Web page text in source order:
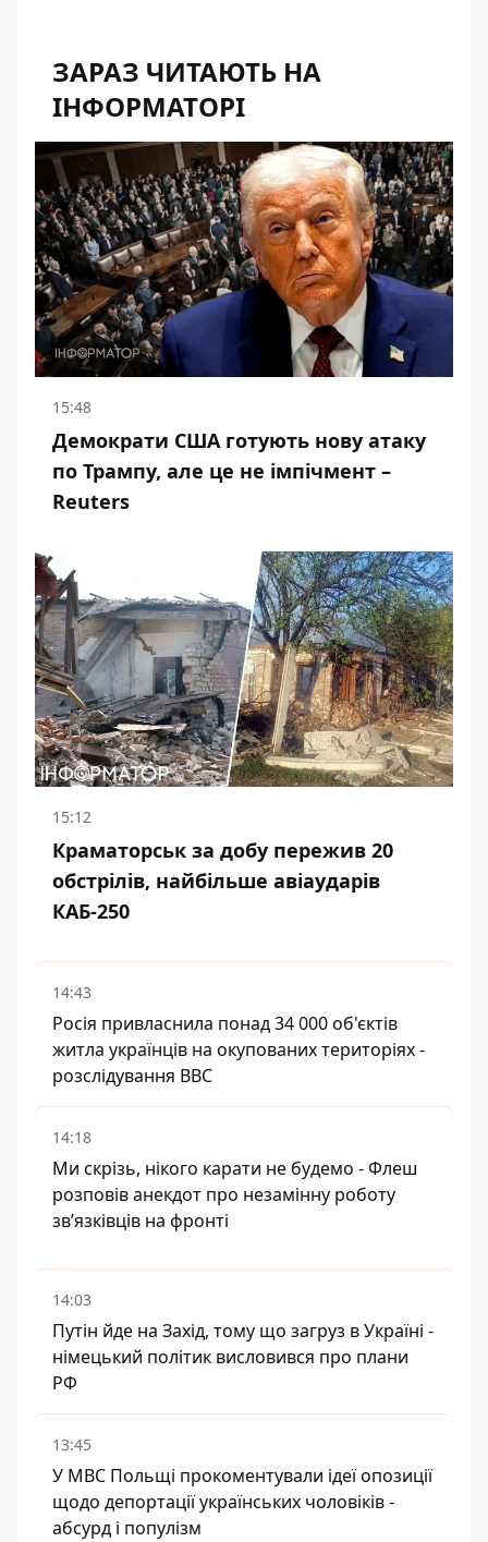
ЗАРАЗ ЧИТАЮТЬ НА
ІНФОРМАТОРІ
15:48
Демократи США готують нову атаку
по Трампу, але це не імпічмент –
Reuters
15:12
Краматорськ за добу пережив 20
обстрілів, найбільше авіаударів
КАБ-250
14:43
Росія привласнила понад 34 000 об'єктів
житла українців на окупованих територіях -
розслідування BBC
14:18
Ми скрізь, нікого карати не будемо - Флеш
розповів анекдот про незамінну роботу
зв’язківців на фронті
14:03
Путін йде на Захід, тому що загруз в Україні -
німецький політик висловився про плани
РФ
13:45
У МВС Польщі прокоментували ідеї опозиції
щодо депортації українських чоловіків -
абсурд і популізм